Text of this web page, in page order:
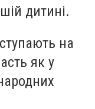
дитині.
на
як у